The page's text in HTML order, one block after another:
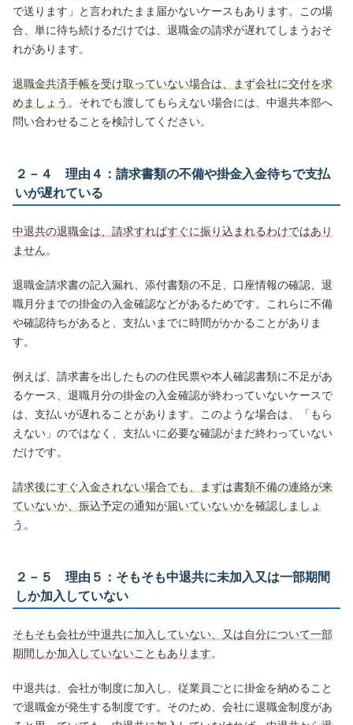
で送ります」と言われたまま届かないケースもあります。この場
合、単に待ち続けるだけでは、退職金の請求が遅れてしまうおそ
れがあります。
退職金共済手帳を受け取っていない場合は、まず会社に交付を求
めましょう 。それでも渡してもらえない場合には、中退共本部へ
問い合わせることを検討してください。
２－４ 理由４：請求書類の不備や掛金入金待ちで支払
いが遅れている
中退共の退職金は、請求すればすぐに振り込まれるわけではあり
ません。
退職金請求書の記入漏れ、添付書類の不足、口座情報の確認、退
職月分までの掛金の入金確認などがあるためです。これらに不備
や確認待ちがあると、支払いまでに時間がかかることがありま
す。
例えば、請求書を出したものの住民票や本人確認書類に不足があ
るケース、退職月分の掛金の入金確認が終わっていないケースで
は、支払いが遅れることがあります。このような場合は、「もら
えない」のではなく、支払いに必要な確認がまだ終わっていない
だけです。
請求後にすぐ入金されない場合でも、まずは書類不備の連絡が来
ていないか、振込予定の通知が届いていないかを確認しましょ
う 。
２－５ 理由５：そもそも中退共に未加入又は一部期間
しか加入していない
そもそも会社が中退共に加入していない、又は自分について一部
期間しか加入していないこともあります。
中退共は、会社が制度に加入し、従業員ごとに掛金を納めること
で退職金が発生する制度です。そのため、会社に退職金制度があ